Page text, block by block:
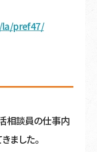
pref47/
相談員の仕事内
ました。